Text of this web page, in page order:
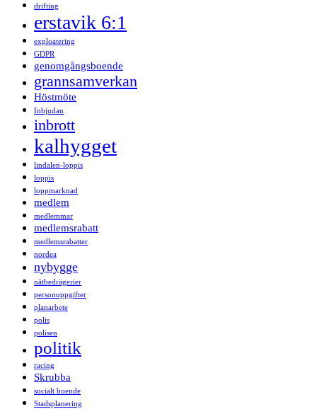
drifting
erstavik 6:1
exploatering
GDPR
genomgångsboende
grannsamverkan
Höstmöte
Inbjudan
inbrott
kalhygget
lindalen-loppis
loppis
loppmarknad
medlem
medlemmar
medlemsrabatt
medlemsrabatter
nordea
nybygge
nätbedrägerier
personuppgifter
planarbete
polis
polisen
politik
racing
Skrubba
socialt boende
Stadsplanering